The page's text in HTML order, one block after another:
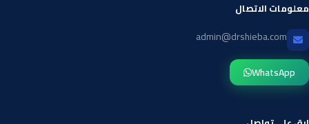
معلومات الاتصال
admin@drshieba.com
WhatsApp